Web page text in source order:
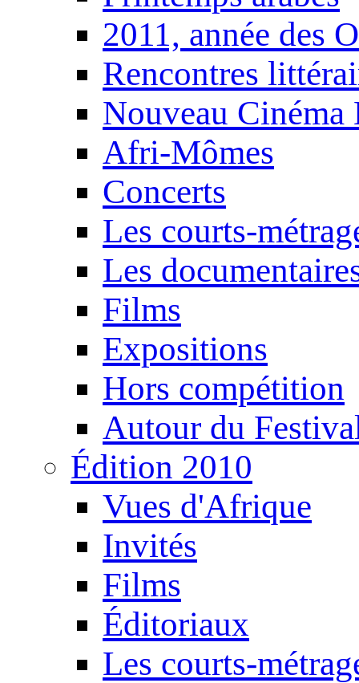
2011, année des
Rencontres
Nouveau Cinéma
Afri-Mômes
Concerts
Les courts-
Les
Films
Expositions
Hors compétition
Autour du
Édition 2010
Vues d'Afrique
Invités
Films
Éditoriaux
Les courts-